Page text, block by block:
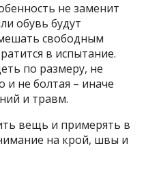
не заменит
обувь будут
свободным
в испытание.
по размеру, не
и не болтая – иначе
и травм.
вещь и примерять в
на крой, швы и